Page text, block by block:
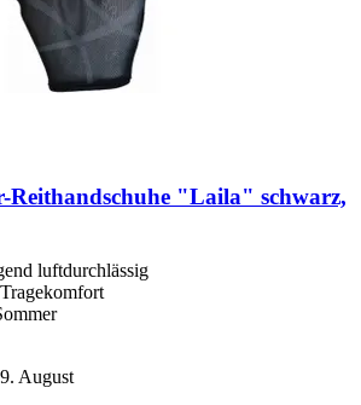
​Reithandschuhe "Laila" schwarz,
luftdurchlässig
August